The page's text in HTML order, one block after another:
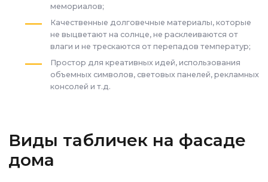
мемориалов;
Качественные долговечные материалы, которые
не выцветают на солнце, не расклеиваются от
влаги и не трескаются от перепадов температур;
Простор для креативных идей, использования
объемных символов, световых панелей, рекламных
консолей и т.д.
Виды табличек на фасаде
дома